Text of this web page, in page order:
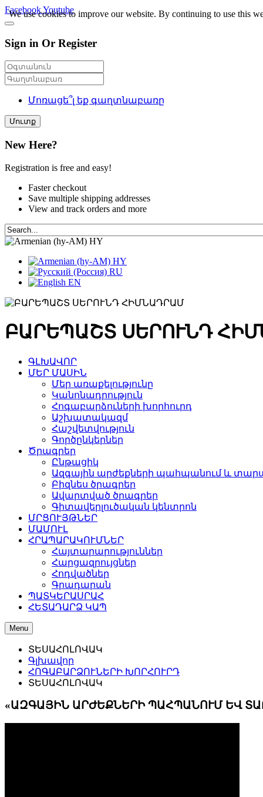
FacebookYoutube
Sign in Or Register
Մոռացե՞լ եք գաղտնաբառը
Մուտք
New Here?
Registration is free and easy!
Faster checkout
Save multiple shipping addresses
View and track orders and more
HY
HY
RU
EN
ԲԱՐԵՊԱՇՏ ՍԵՐՈՒՆԴ
ԳԼԽԱՎՈՐ
ՄԵՐ ՄԱՍԻՆ
Մեր առաքելությունը
Կանոնադրություն
Հոգաբարձուների խորհուրդ
Աշխատակազմ
Հաշվետվություն
Գործընկերներ
Ծրագրեր
Ընթացիկ
Ազգային արժեքների պահպանում և
Բիզնես ծրագրեր
Ավարտված ծրագրեր
Գիտավերլուծական կենտրոն
ՄՐՑՈՒՅԹՆԵՐ
ՄԱՄՈՒԼ
ՀՐԱՊԱՐԱԿՈՒՄՆԵՐ
Հայտարարություններ
Հարցազրույցներ
Հոդվածներ
Գրադարան
ՊԱՏԿԵՐԱՍՐԱՀ
ՀԵՏԱԴԱՐՁ ԿԱՊ
Menu
ՏԵՍԱՀՈԼՈՎԱԿ
Գլխավոր
ՀՈԳԱԲԱՐՁՈՒՆԵՐԻ ԽՈՐՀՈՒՐԴ
ՏԵՍԱՀՈԼՈՎԱԿ
«ԱԶԳԱՅԻՆ ԱՐԺԵՔՆԵՐԻ ՊԱՀՊԱՆՈՒՄ ԵՎ
We use cookies to improve our website. By continuing to use this